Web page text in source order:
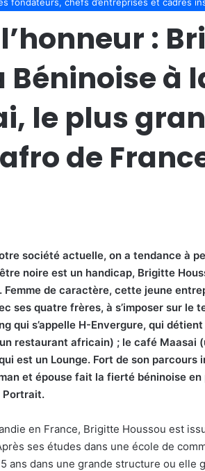
:
Béninoise à
le plus
de
société actuelle, on a tendance à
noire est un handicap, Brigitte
Femme de caractère, cette jeune
ses quatre frères, à s’imposer sur le
qui s’appelle H-Envergure, qui
restaurant africain) ; le café Maasai
est un Lounge. Fort de son parcours
et épouse fait la fierté béninoise
Portrait.
en France, Brigitte Houssou est
ses études dans une école de
ans dans une grande structure ou elle